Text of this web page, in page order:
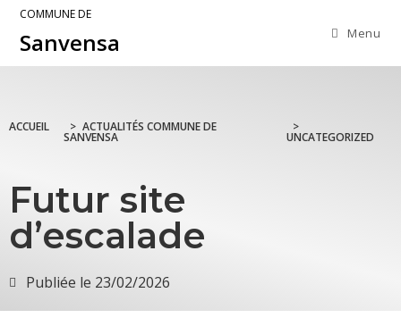
COMMUNE DE
Sanvensa Menu
ACCUEIL > ACTUALITÉS COMMUNE DE
SANVENSA
>
UNCATEGORIZED
Futur site
d’escalade
Publiée le 23/02/2026